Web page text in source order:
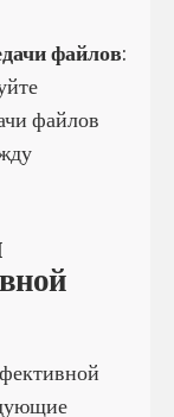
файлов:
файлов